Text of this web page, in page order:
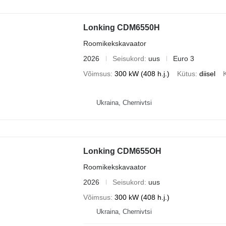
Lonking CDM6550H
Roomikekskavaator
2026
Seisukord uus
Euro 3
Võimsus 300 kW (408 h.j.) Kütus diisel
Ukraina, Chernivtsi
Lonking CDM655OH
Roomikekskavaator
2026
Seisukord
uus
Võimsus 300 kW (408 h.j.)
Ukraina, Chernivtsi